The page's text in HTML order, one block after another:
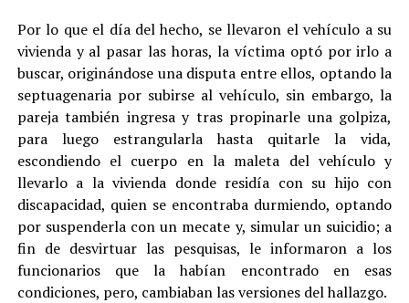
Por lo que el día del hecho, se llevaron el vehículo a su
vivienda y al pasar las horas, la víctima optó por irlo a
buscar, originándose una disputa entre ellos, optando la
septuagenaria por subirse al vehículo, sin embargo, la
pareja también ingresa y tras propinarle una golpiza,
para luego estrangularla hasta quitarle la vida,
escondiendo el cuerpo en la maleta del vehículo y
llevarlo a la vivienda donde residía con su hijo con
discapacidad, quien se encontraba durmiendo, optando
por suspenderla con un mecate y, simular un suicidio; a
fin de desvirtuar las pesquisas, le informaron a los
funcionarios que la habían encontrado en esas
condiciones, pero, cambiaban las versiones del hallazgo.